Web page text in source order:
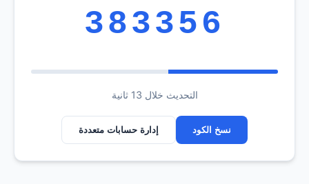
383356
التحديث خلال 13 ثانية
نسخ الكود إدارة حسابات متعددة